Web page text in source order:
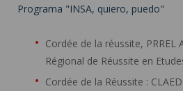
Programa "INSA, quiero, puedo"
Cordée de la réussite,
Régional de Réussite en
Cordée de la Réussite :